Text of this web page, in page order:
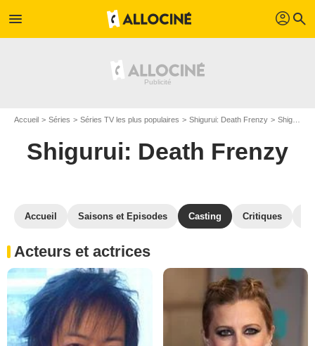
menu profil search
Accueil Séries Séries TV les plus populaires Shigurui: Death Frenzy Shigurui: Death Frenzy S01
Shigurui: Death Frenzy
Accueil Saisons et Episodes Casting Critiques
Acteurs et actrices